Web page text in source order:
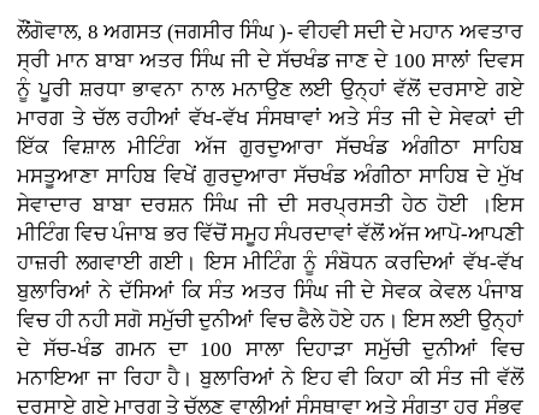
ਲੌਂਗੋਵਾਲ, 8 ਅਗਸਤ (ਜਗਸੀਰ ਸਿੰਘ )- ਵੀਹਵੀ ਸਦੀ ਦੇ ਮਹਾਨ ਅਵਤਾਰ
ਸ੍ਰੀ ਮਾਨ ਬਾਬਾ ਅਤਰ ਸਿੰਘ ਜੀ ਦੇ ਸੱਚਖੰਡ ਜਾਣ ਦੇ 100 ਸਾਲਾਂ ਦਿਵਸ
ਨੂੰ ਪੂਰੀ ਸ਼ਰਧਾ ਭਾਵਨਾ ਨਾਲ ਮਨਾਉਣ ਲਈ ਉਨ੍ਹਾਂ ਵੱਲੋਂ ਦਰਸਾਏ ਗਏ
ਮਾਰਗ ਤੇ ਚੱਲ ਰਹੀਆਂ ਵੱਖ-ਵੱਖ ਸੰਸਥਾਵਾਂ ਅਤੇ ਸੰਤ ਜੀ ਦੇ ਸੇਵਕਾਂ ਦੀ
ਇੱਕ ਵਿਸ਼ਾਲ ਮੀਟਿੰਗ ਅੱਜ ਗੁਰਦੁਆਰਾ ਸੱਚਖੰਡ ਅੰਗੀਠਾ ਸਾਹਿਬ
ਮਸਤੂਆਣਾ ਸਾਹਿਬ ਵਿਖੇਂ ਗੁਰਦੁਆਰਾ ਸੱਚਖੰਡ ਅੰਗੀਠਾ ਸਾਹਿਬ ਦੇ ਮੁੱਖ
ਸੇਵਾਦਾਰ ਬਾਬਾ ਦਰਸ਼ਨ ਸਿੰਘ ਜੀ ਦੀ ਸਰਪ੍ਰਸਤੀ ਹੇਠ ਹੋਈ ।ਇਸ
ਮੀਟਿੰਗ ਵਿਚ ਪੰਜਾਬ ਭਰ ਵਿੱਚੋਂ ਸਮੂਹ ਸੰਪਰਦਾਵਾਂ ਵੱਲੋਂ ਅੱਜ ਆਪੋ-ਆਪਣੀ
ਹਾਜ਼ਰੀ ਲਗਵਾਈ ਗਈ। ਇਸ ਮੀਟਿੰਗ ਨੂੰ ਸੰਬੋਧਨ ਕਰਦਿਆਂ ਵੱਖ-ਵੱਖ
ਬੁਲਾਰਿਆਂ ਨੇ ਦੱਸਿਆਂ ਕਿ ਸੰਤ ਅਤਰ ਸਿੰਘ ਜੀ ਦੇ ਸੇਵਕ ਕੇਵਲ ਪੰਜਾਬ
ਵਿਚ ਹੀ ਨਹੀ ਸਗੋ ਸਮੁੱਚੀ ਦੁਨੀਆਂ ਵਿਚ ਫੈਲੇ ਹੋਏ ਹਨ। ਇਸ ਲਈ ਉਨ੍ਹਾਂ
ਦੇ ਸੱਚ-ਖੰਡ ਗਮਨ ਦਾ 100 ਸਾਲਾ ਦਿਹਾੜਾ ਸਮੁੱਚੀ ਦੁਨੀਆਂ ਵਿਚ
ਮਨਾਇਆ ਜਾ ਰਿਹਾ ਹੈ। ਬੁਲਾਰਿਆਂ ਨੇ ਇਹ ਵੀ ਕਿਹਾ ਕੀ ਸੰਤ ਜੀ ਵੱਲੋਂ
ਦਰਸਾਏ ਗਏ ਮਾਰਗ ਤੇ ਚੱਲਣ ਵਾਲੀਆਂ ਸੰਸਥਾਵਾ ਅਤੇ ਸੰਗਤਾ ਹਰ ਸੰਭਵ